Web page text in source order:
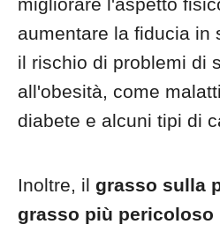
aumentare la fiducia in
il rischio di problemi di
all'obesità, come
diabete e alcuni tipi di
Inoltre, il grasso sulla
grasso più pericoloso